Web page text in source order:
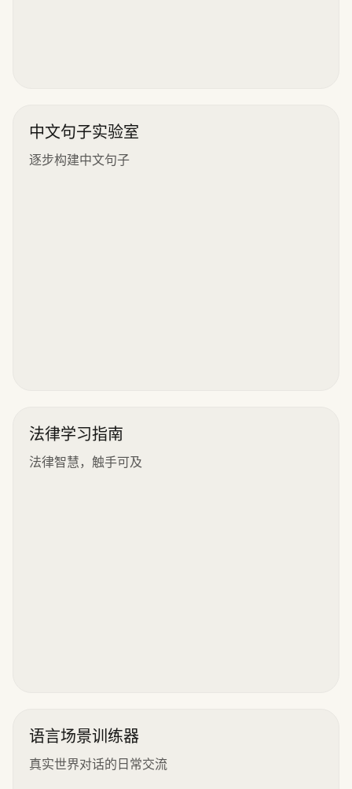
中文句子实验室
逐步构建中文句子
法律学习指南
法律智慧，触手可及
语言场景训练器
真实世界对话的日常交流